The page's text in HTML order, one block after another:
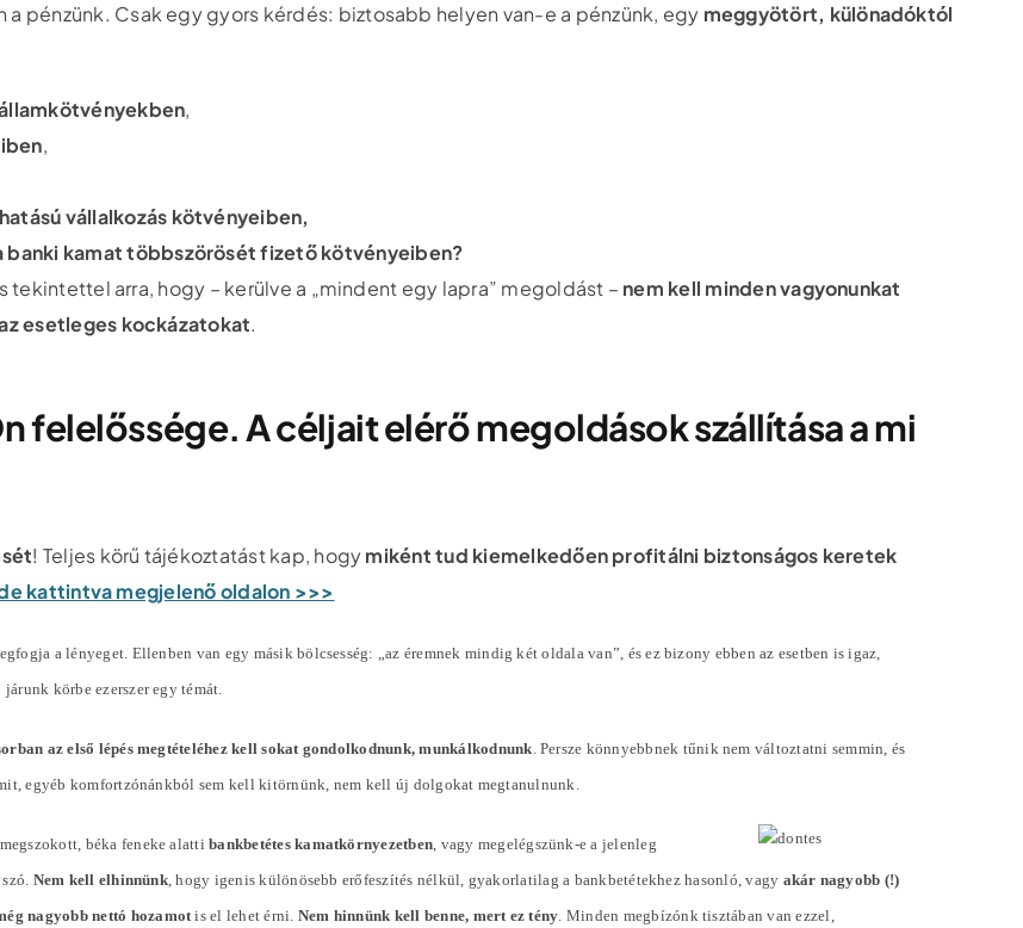
pénzünk. Csak egy gyors kérdés: biztosabb helyen van-e a pénzünk, egy meggyötört, különadóktól
,
,
vállalkozás kötvényeiben,
banki kamat többszörösét fizető kötvényeiben?
tekintettel arra, hogy – kerülve a „mindent egy lapra” megoldást – nem kell minden vagyonunkat
esetleges kockázatokat.
felelőssége. A céljait elérő megoldások szállítása a mi
! Teljes körű tájékoztatást kap, hogymiként tud kiemelkedően profitálni biztonságos keretek
kattintva megjelenő oldalon >>>
a lényeget. Ellenben van egy másik bölcsesség: „az éremnek mindig két oldala van”, és ez bizony ebben az esetben is igaz,
járunk körbe ezerszer egy témát.
az első lépés megtételéhez kell sokat gondolkodnunk, munkálkodnunk. Persze könnyebbnek tűnik nem változtatni semmin, és
egyéb komfortzónánkból sem kell kitörnünk, nem kell új dolgokat megtanulnunk.
megszokott, béka feneke alattibankbetétes kamatkörnyezetben, vagy megelégszünk-e a jelenleg
Nem kell elhinnünk, hogy igenis különösebb erőfeszítés nélkül, gyakorlatilag a bankbetétekhez hasonló, vagy akár nagyobb (!)
nagyobb nettó hozamotis el lehet érni. Nem hinnünk kell benne, mert ez tény. Minden megbízónk tisztában van ezzel,